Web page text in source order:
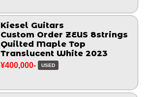
Kiesel Guitars
Custom Order ZEUS 8strings
Quilted Maple Top
Translucent White 2023
¥400,000- USED